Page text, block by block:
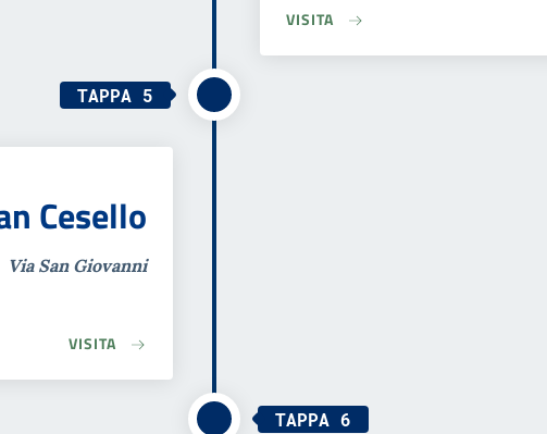
VISITA
TAPPA 5
Cesello
Via San Giovanni
VISITA
TAPPA 6